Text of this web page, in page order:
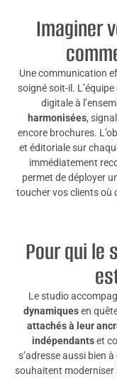
Imaginer
Une communication
soigné soit-il.
digitale à
harmonisées,
encore brochures.
et éditoriale sur
immédiatement
permet de déployer
toucher vos clients où
Pour qui le
Le studio
dynamiquesen
attachés à leur
indépendantset
s’adresse aussi bien
souhaitent moderniser